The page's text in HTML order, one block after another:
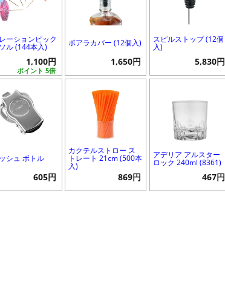
ーションピック
ル (144本入)
ポイント 5倍
1,100円
ポアラカバー (12個入)
1,650円
スピルストップ (12個
入)
5,830円
シュ ボトル
605円
カクテルストロー ス
トレート 21cm (500本
入)
869円
アデリア アルスター
ロック 240ml (8361)
467円